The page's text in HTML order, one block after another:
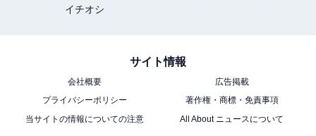
イチオシ
サイト情報
会社概要
広告掲載
プライバシーポリシー
著作権・商標・免責事項
当サイトの情報についての注意
All About ニュースについて